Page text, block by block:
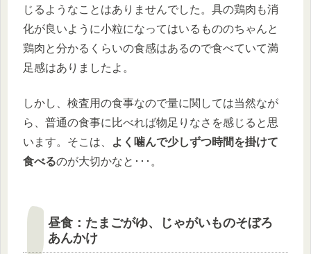
じるようなことはありませんでした。具の鶏肉も消
化が良いように小粒になってはいるもののちゃんと
鶏肉と分かるくらいの食感はあるので食べていて満
足感はありましたよ。
しかし、検査用の食事なので量に関しては当然なが
ら、普通の食事に比べれば物足りなさを感じると思
います。そこは、
よく噛んで少しずつ時間を掛けて
食べるのが大切かなと･･･。
昼食：たまごがゆ、じゃがいものそぼろ
あんかけ